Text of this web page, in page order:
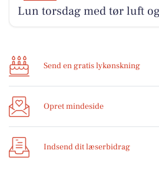
Lun torsdag med tør luft
Send en gratis lykønskning
Opret mindeside
Indsend dit læserbidrag